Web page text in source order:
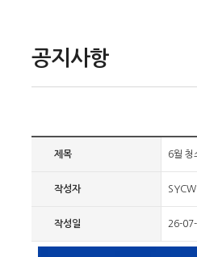
공지사항
제목 6월 청
작성자 SYCW
작성일 26-